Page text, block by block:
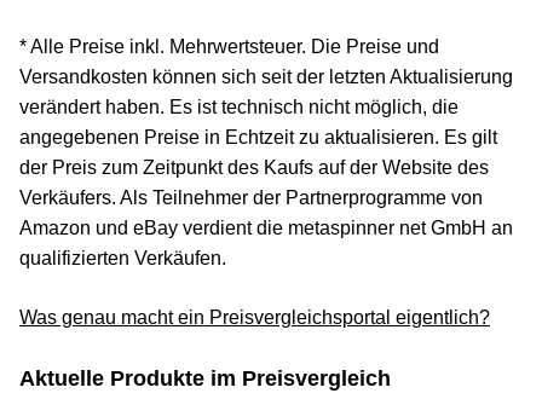
* Alle Preise inkl. Mehrwertsteuer. Die Preise und
Versandkosten können sich seit der letzten Aktualisierung
verändert haben. Es ist technisch nicht möglich, die
angegebenen Preise in Echtzeit zu aktualisieren. Es gilt
der Preis zum Zeitpunkt des Kaufs auf der Website des
Verkäufers. Als Teilnehmer der Partnerprogramme von
Amazon und eBay verdient die metaspinner net GmbH an
qualifizierten Verkäufen.
Was genau macht ein Preisvergleichsportal eigentlich?
Aktuelle Produkte im Preisvergleich